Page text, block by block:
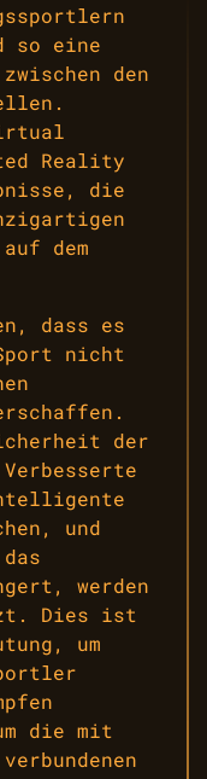
so eine
den
Reality
die
dem
dass es
nicht
der
und
werden
Dies ist
um
die mit